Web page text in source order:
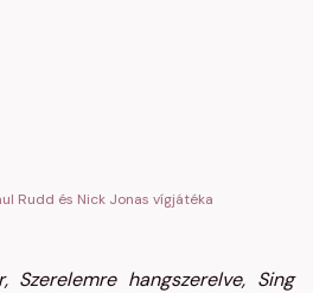
Rudd és Nick Jonas vígjátéka
Szerelemre hangszerelve, Sing